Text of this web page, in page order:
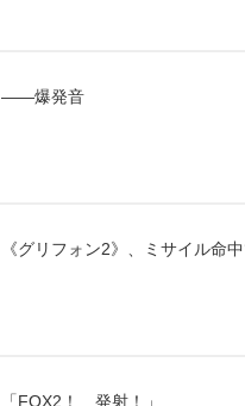
――爆発音
《グリフォン2》、ミサイル命中
「FOX2！ 発射！」